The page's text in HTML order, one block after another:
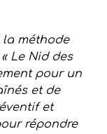
la méthode
Le Nid des
pour un
et de
et
répondre